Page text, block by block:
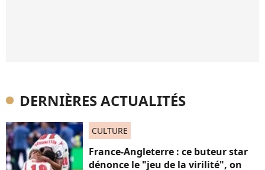
DERNIÈRES ACTUALITÉS
CULTURE
France-Angleterre : ce buteur star
dénonce le "jeu de la virilité", on